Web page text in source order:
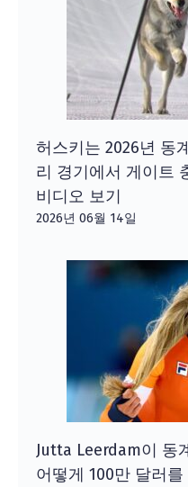
허스키는 2026년 동
리 경기에서 게이트
비디오 보기
2026년 06월 14일
Jutta Leerdam이 동
어떻게 100만 달러